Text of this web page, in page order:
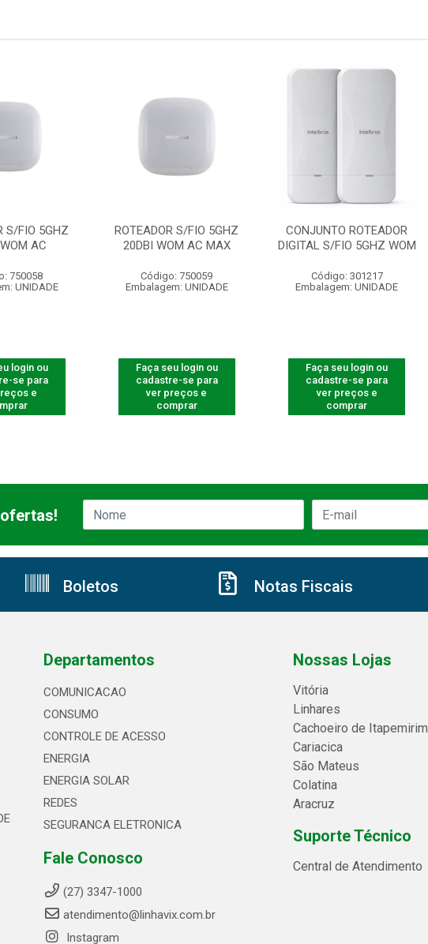
S/FIO 5GHZ
AC
750058
UNIDADE
login ou
se para
e
ROTEADOR S/FIO 5GHZ
20DBI WOM AC MAX
Código: 750059
Embalagem: UNIDADE
Faça seu login ou
cadastre-se para
ver preços e
comprar
CONJUNTO ROTEADOR
DIGITAL S/FIO 5GHZ WOM
Código: 301217
Embalagem: UNIDADE
Faça seu login ou
cadastre-se para
ver preços e
comprar
Boletos Notas Fiscais
Departamentos
COMUNICACAO
CONSUMO
CONTROLE DE ACESSO
ENERGIA
ENERGIA SOLAR
REDES
SEGURANCA ELETRONICA
Fale Conosco
(27) 3347-1000
atendimento@linhavix.com.br
Instagram
Nossas Lojas
Vitória
Linhares
Cachoeiro de Itapemirim
Cariacica
São Mateus
Colatina
Aracruz
Suporte Técnico
Central de Atendimento